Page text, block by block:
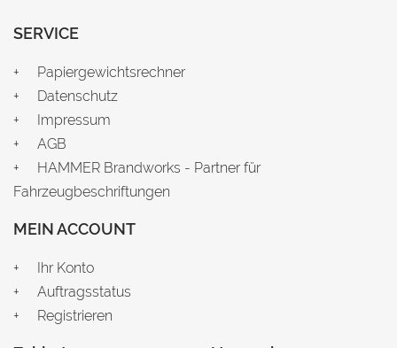
SERVICE
Papiergewichtsrechner
Datenschutz
Impressum
AGB
HAMMER Brandworks - Partner für
Fahrzeugbeschriftungen
MEIN ACCOUNT
Ihr Konto
Auftragsstatus
Registrieren